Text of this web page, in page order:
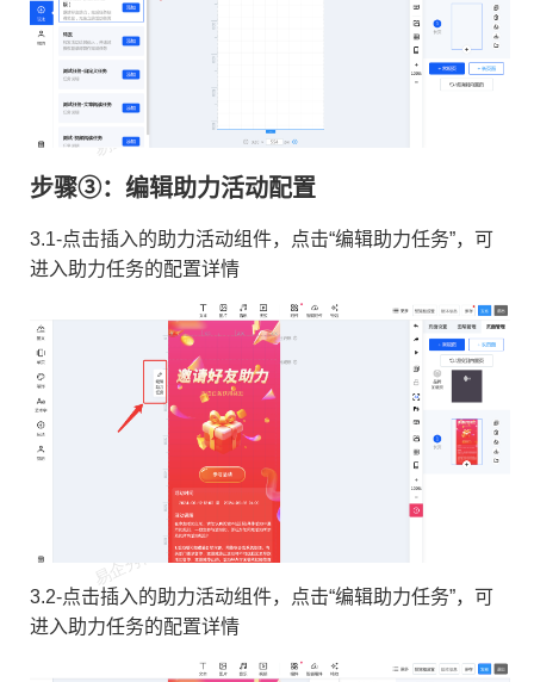
组件
拉组件
步骤③：编辑助力活动配置
3.1-点击插入的助力活动组件，点击“编辑助力任务”，可
进入助力任务的配置详情
3.2-点击插入的助力活动组件，点击“编辑助力任务”，可
进入助力任务的配置详情